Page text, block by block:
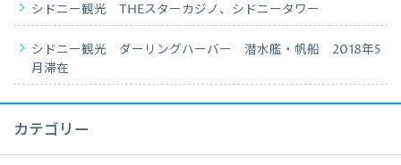
シドニー観光 THEスターカジノ、シドニータワー
シドニー観光 ダーリングハーバー 潜水艦・帆船 2018年5
月滞在
カテゴリー